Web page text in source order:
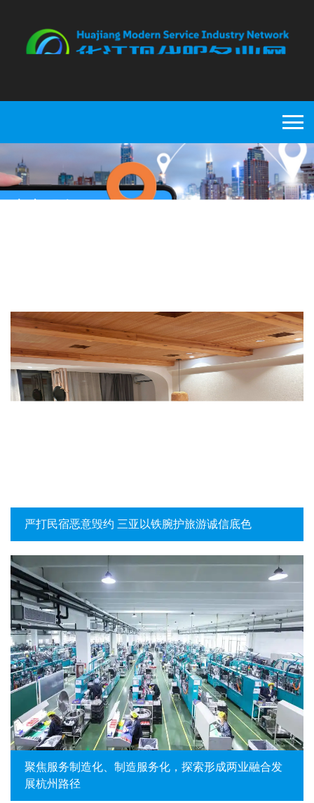
生产服务
严打民宿恶意毁约 三亚以铁腕护旅游诚信底色
聚焦服务制造化、制造服务化，探索形成两业融合发
展杭州路径